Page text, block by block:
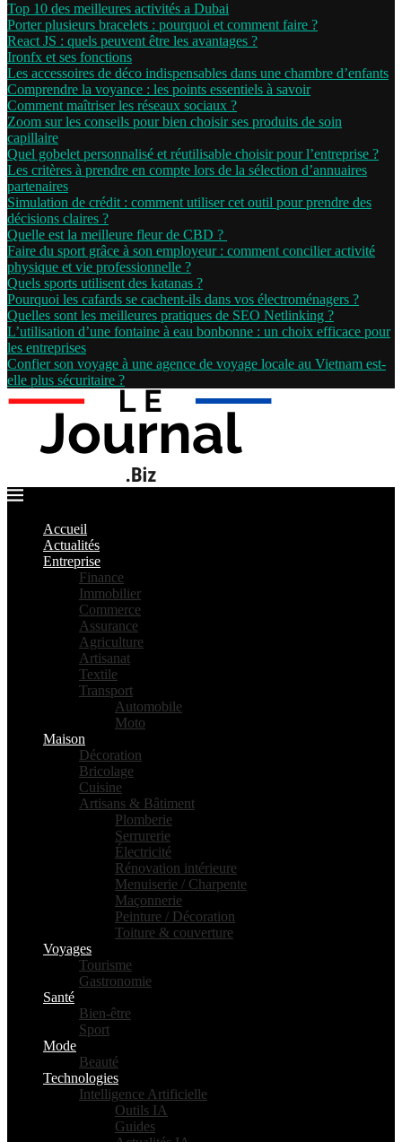
Top 10 des meilleures activités a Dubai
Porter plusieurs bracelets : pourquoi et comment faire ?
React JS : quels peuvent être les avantages ?
Ironfx et ses fonctions
Les accessoires de déco indispensables dans une chambre d’enfants
Comprendre la voyance : les points essentiels à savoir
Comment maîtriser les réseaux sociaux ?
Zoom sur les conseils pour bien choisir ses produits de soin
capillaire
Quel gobelet personnalisé et réutilisable choisir pour l’entreprise ?
Les critères à prendre en compte lors de la sélection d’annuaires
partenaires
Simulation de crédit : comment utiliser cet outil pour prendre des
décisions claires ?
Quelle est la meilleure fleur de CBD ?
Faire du sport grâce à son employeur : comment concilier activité
physique et vie professionnelle ?
Quels sports utilisent des katanas ?
Pourquoi les cafards se cachent-ils dans vos électroménagers ?
Quelles sont les meilleures pratiques de SEO Netlinking ?
L’utilisation d’une fontaine à eau bonbonne : un choix efficace pour
les entreprises
Confier son voyage à une agence de voyage locale au Vietnam est-
elle plus sécuritaire ?
Accueil
Actualités
Entreprise
Finance
Immobilier
Commerce
Assurance
Agriculture
Artisanat
Textile
Transport
Automobile
Moto
Maison
Décoration
Bricolage
Cuisine
Artisans & Bâtiment
Plomberie
Serrurerie
Électricité
Rénovation intérieure
Menuiserie / Charpente
Maçonnerie
Peinture / Décoration
Toiture & couverture
Voyages
Tourisme
Gastronomie
Santé
Bien-être
Sport
Mode
Beauté
Technologies
Intelligence Artificielle
Outils IA
Guides